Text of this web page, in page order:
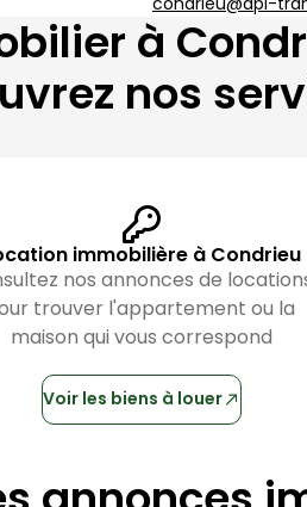
à
nos
immobilière à Condrieu
nos annonces de
trouver l'appartement ou la
maison qui vous correspond
Voir les biens à louer